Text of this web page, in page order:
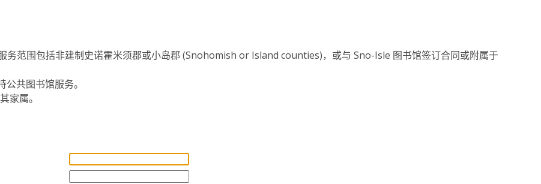
务范围包括非建制史诺霍米须郡或小岛郡 (Snohomish or Island counties)，或与 Sno-Isle 图书馆签订合同或附属于
共图书馆服务。
家属。